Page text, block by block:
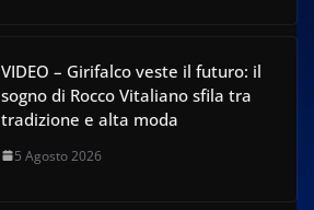
VIDEO – Girifalco veste il futuro: il
sogno di Rocco Vitaliano sfila tra
tradizione e alta moda
5 Agosto 2026